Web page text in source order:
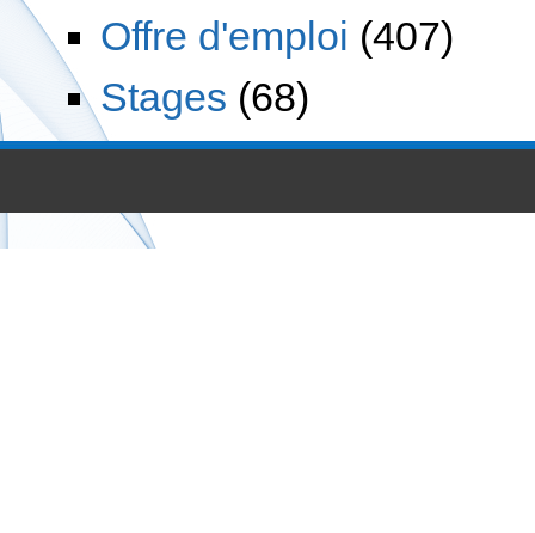
Offre d'emploi (407)
Stages (68)